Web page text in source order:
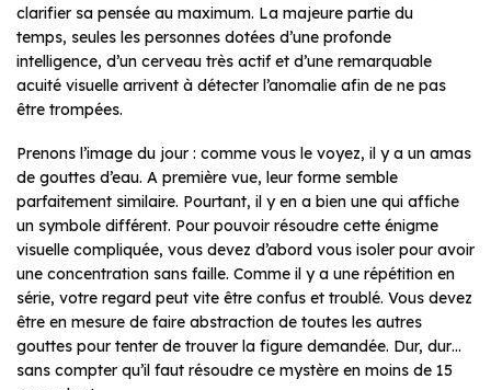
clarifier sa pensée au maximum. La majeure partie du
temps, seules les personnes dotées d’une profonde
intelligence, d’un cerveau très actif et d’une remarquable
acuité visuelle arrivent à détecter l’anomalie afin de ne pas
être trompées.
Prenons l’image du jour : comme vous le voyez, il y a un amas
de gouttes d’eau. A première vue, leur forme semble
parfaitement similaire. Pourtant, il y en a bien une qui affiche
un symbole différent. Pour pouvoir résoudre cette énigme
visuelle compliquée, vous devez d’abord vous isoler pour avoir
une concentration sans faille. Comme il y a une répétition en
série, votre regard peut vite être confus et troublé. Vous devez
être en mesure de faire abstraction de toutes les autres
gouttes pour tenter de trouver la figure demandée. Dur, dur…
sans compter qu’il faut résoudre ce mystère en moins de 15